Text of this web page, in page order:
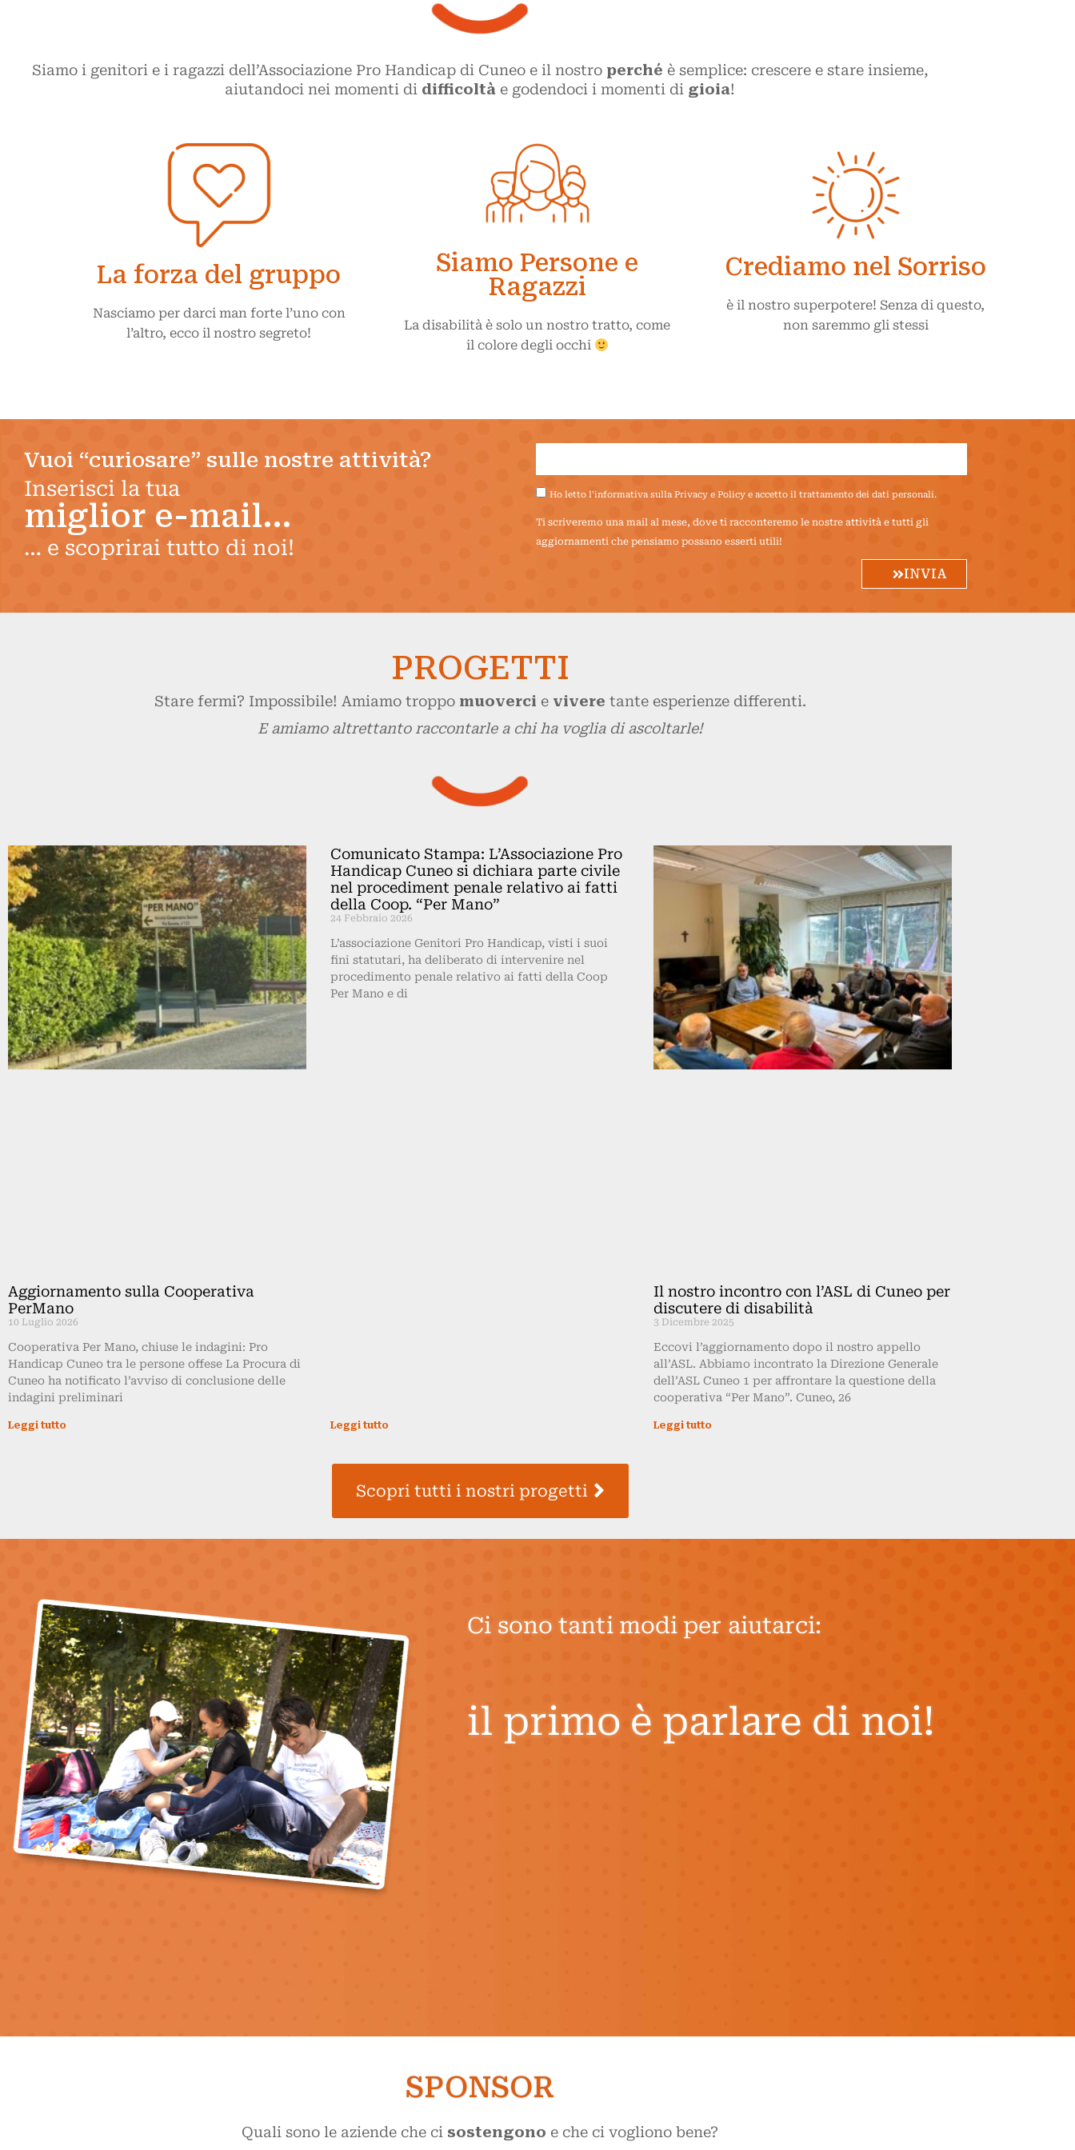
Siamo i genitori e i ragazzi dell’Associazione Pro Handicap di Cuneoe il nostro perché è semplice: crescere e stare insieme,
aiutandoci nei momenti di difficoltà e godendoci i momenti di gioia!
La forza del gruppo
Nasciamo per darci man forte l’uno con
l’altro, ecco il nostro segreto!
Siamo Persone e
Ragazzi
La disabilità è solo un nostro tratto, come
il colore degli occhi
Crediamo nel Sorriso
è il nostro superpotere! Senza di questo,
non saremmo gli stessi
Vuoi “curiosare” sulle nostre attività?
Inserisci la tua
miglior e-mail…
… e scoprirai tutto di noi!
Ho letto l'informativa sullaPrivacy e Policye accetto il trattamento dei dati personali.
Ti scriveremo una mail al mese, dove ti racconteremo le nostre attività e tutti gli
aggiornamenti che pensiamo possano esserti utili!
INVIA
PROGETTI
Stare fermi? Impossibile! Amiamo troppo muoverci e vivere tante esperienze differenti.
E amiamo altrettanto raccontarle a chi ha voglia di ascoltarle!
Aggiornamento sulla Cooperativa
PerMano
10 Luglio 2026
Cooperativa Per Mano, chiuse le indagini: Pro
Handicap Cuneo tra le persone offese La Procura di
Cuneo ha notificato l’avviso di conclusione delle
indagini preliminari
Leggi tutto
Comunicato Stampa: L’Associazione Pro
Handicap Cuneo si dichiara parte civile
nel procediment penale relativo ai fatti
della Coop. “Per Mano”
24 Febbraio 2026
L’associazione Genitori Pro Handicap, visti i suoi
fini statutari, ha deliberato di intervenire nel
procedimento penale relativo ai fatti della Coop
Per Mano e di
Leggi tutto
Il nostro incontro con l’ASL di Cuneo per
discutere di disabilità
3 Dicembre 2025
Eccovi l’aggiornamento dopo il nostro appello
all’ASL. Abbiamo incontrato la Direzione Generale
dell’ASL Cuneo 1 per affrontare la questione della
cooperativa “Per Mano”. Cuneo, 26
Leggi tutto
Scopri tutti i nostri progetti
Ci sono tanti modi per aiutarci:
il primo è parlare di noi!
SPONSOR
Quali sono le aziende che ci sostengono e che ci vogliono bene?